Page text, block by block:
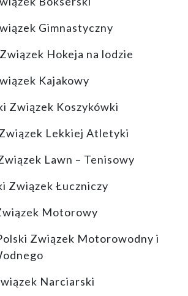
Gimnastyczny
Hokeja na lodzie
Kajakowy
Związek Koszykówki
Lekkiej Atletyki
Lawn – Tenisowy
Związek Łuczniczy
Motorowy
Związek Motorowodny i
Narciarski